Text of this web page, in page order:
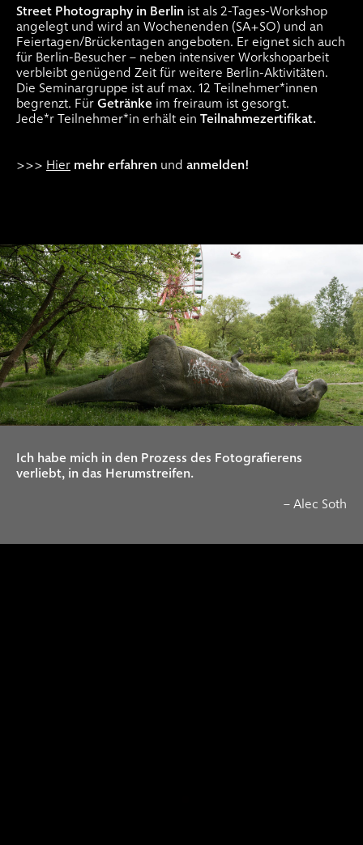
Street Photography in Berlin ist als 2-Tages-Workshop
angelegt und wird an Wochenenden (SA+SO) und an
Feiertagen/Brückentagen angeboten. Er eignet sich auch
für Berlin-Besucher – neben intensiver Workshoparbeit
verbleibt genügend Zeit für weitere Berlin-Aktivitäten.
Die Seminargruppe ist auf max. 12 Teilnehmer*innen
begrenzt. FürGetränke im freiraum ist gesorgt.
Jede*r Teilnehmer*in erhält ein Teilnahmezertifikat.
>>> Hier mehr erfahren und anmelden!
Ich habe mich in den Prozess des Fotografierens
verliebt, in das Herumstreifen.
– Alec Soth